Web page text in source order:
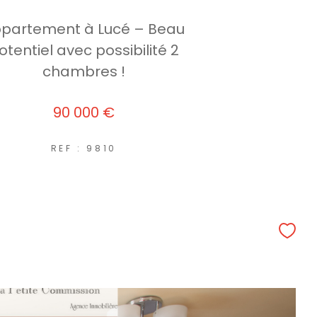
à Lucé – Beau
avec possibilité 2
chambres !
90 000 €
REF : 9810